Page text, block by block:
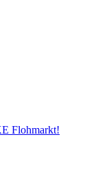
Flohmarkt!